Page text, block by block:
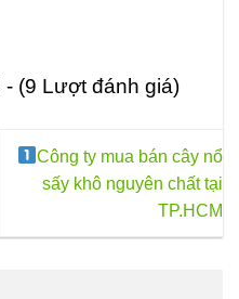
- (9 Lượt đánh giá)
Công ty mua bán cây nổ
sấy khô nguyên chất tại
TP.HCM